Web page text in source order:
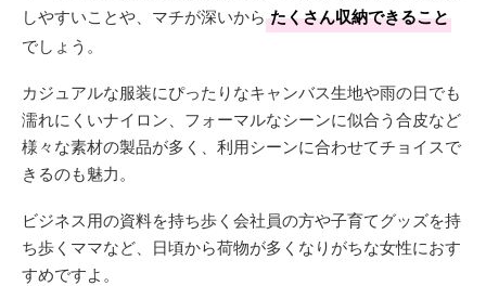
しやすいことや、マチが深いから たくさん収納できること
でしょう。
カジュアルな服装にぴったりなキャンバス生地や雨の日でも
濡れにくいナイロン、フォーマルなシーンに似合う合皮など
様々な素材の製品が多く、利用シーンに合わせてチョイスで
きるのも魅力。
ビジネス用の資料を持ち歩く会社員の方や子育てグッズを持
ち歩くママなど、日頃から荷物が多くなりがちな女性におす
すめですよ。